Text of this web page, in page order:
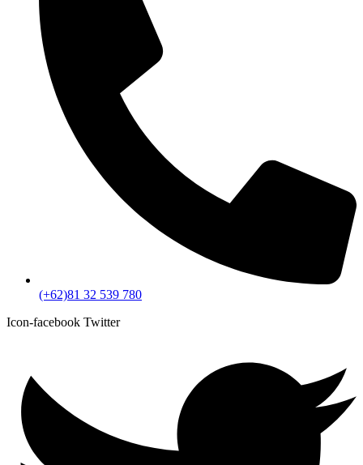
(+62)81 32 539 780
Icon-facebook Twitter